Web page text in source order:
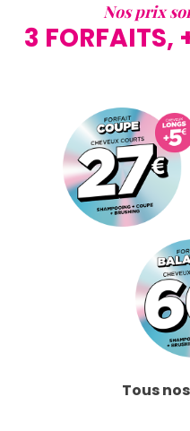
Nos prix
3 FORFAITS,​
Tous